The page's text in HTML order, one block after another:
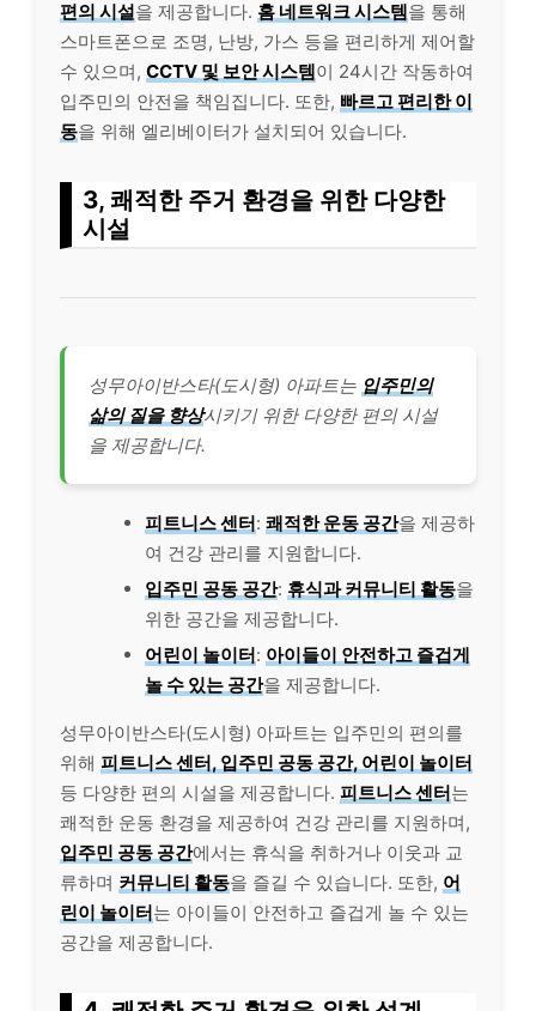
편의 시설을 제공합니다. 홈 네트워크 시스템을 통해
스마트폰으로 조명, 난방, 가스 등을 편리하게 제어할
수 있으며, CCTV 및 보안 시스템이 24시간 작동하여
입주민의 안전을 책임집니다. 또한, 빠르고 편리한 이
동을 위해 엘리베이터가 설치되어 있습니다.
3, 쾌적한 주거 환경을 위한 다양한
시설
성무아이반스타(도시형) 아파트는 입주민의
삶의 질을 향상시키기 위한 다양한 편의 시설
을 제공합니다.
피트니스 센터: 쾌적한 운동 공간을 제공하
여 건강 관리를 지원합니다.
입주민 공동 공간: 휴식과 커뮤니티 활동을
위한 공간을 제공합니다.
어린이 놀이터: 아이들이 안전하고 즐겁게
놀 수 있는 공간을 제공합니다.
성무아이반스타(도시형) 아파트는 입주민의 편의를
위해 피트니스 센터, 입주민 공동 공간, 어린이 놀이터
등 다양한 편의 시설을 제공합니다. 피트니스 센터는
쾌적한 운동 환경을 제공하여 건강 관리를 지원하며,
입주민 공동 공간에서는 휴식을 취하거나 이웃과 교
류하며 커뮤니티 활동을 즐길 수 있습니다. 또한, 어
린이 놀이터는 아이들이 안전하고 즐겁게 놀 수 있는
공간을 제공합니다.